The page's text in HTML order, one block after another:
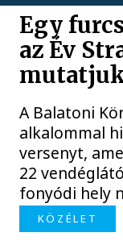
Egy
az Év
A Balatoni
alkalommal
versenyt,
22
fonyódi hely
KÖZÉLET